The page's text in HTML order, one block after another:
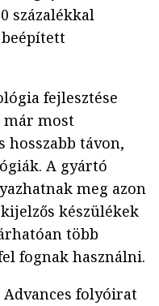
százalékkal
fejlesztése
már most
hosszabb távon,
A gyártó
meg azon
készülékek
több
fognak használni.
Advances folyóirat